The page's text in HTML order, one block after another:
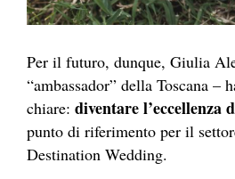
Per il futuro, dunque, Giulia
“ambassador” della Toscana –
chiare: diventare l’eccellenza
punto di riferimento per il
Destination Wedding.